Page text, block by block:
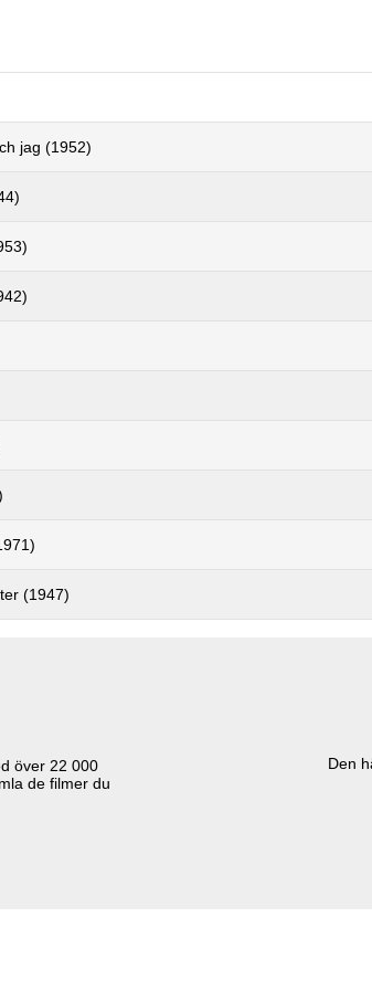
jag (1952)
(1947)
över 22 000
de filmer du
Den